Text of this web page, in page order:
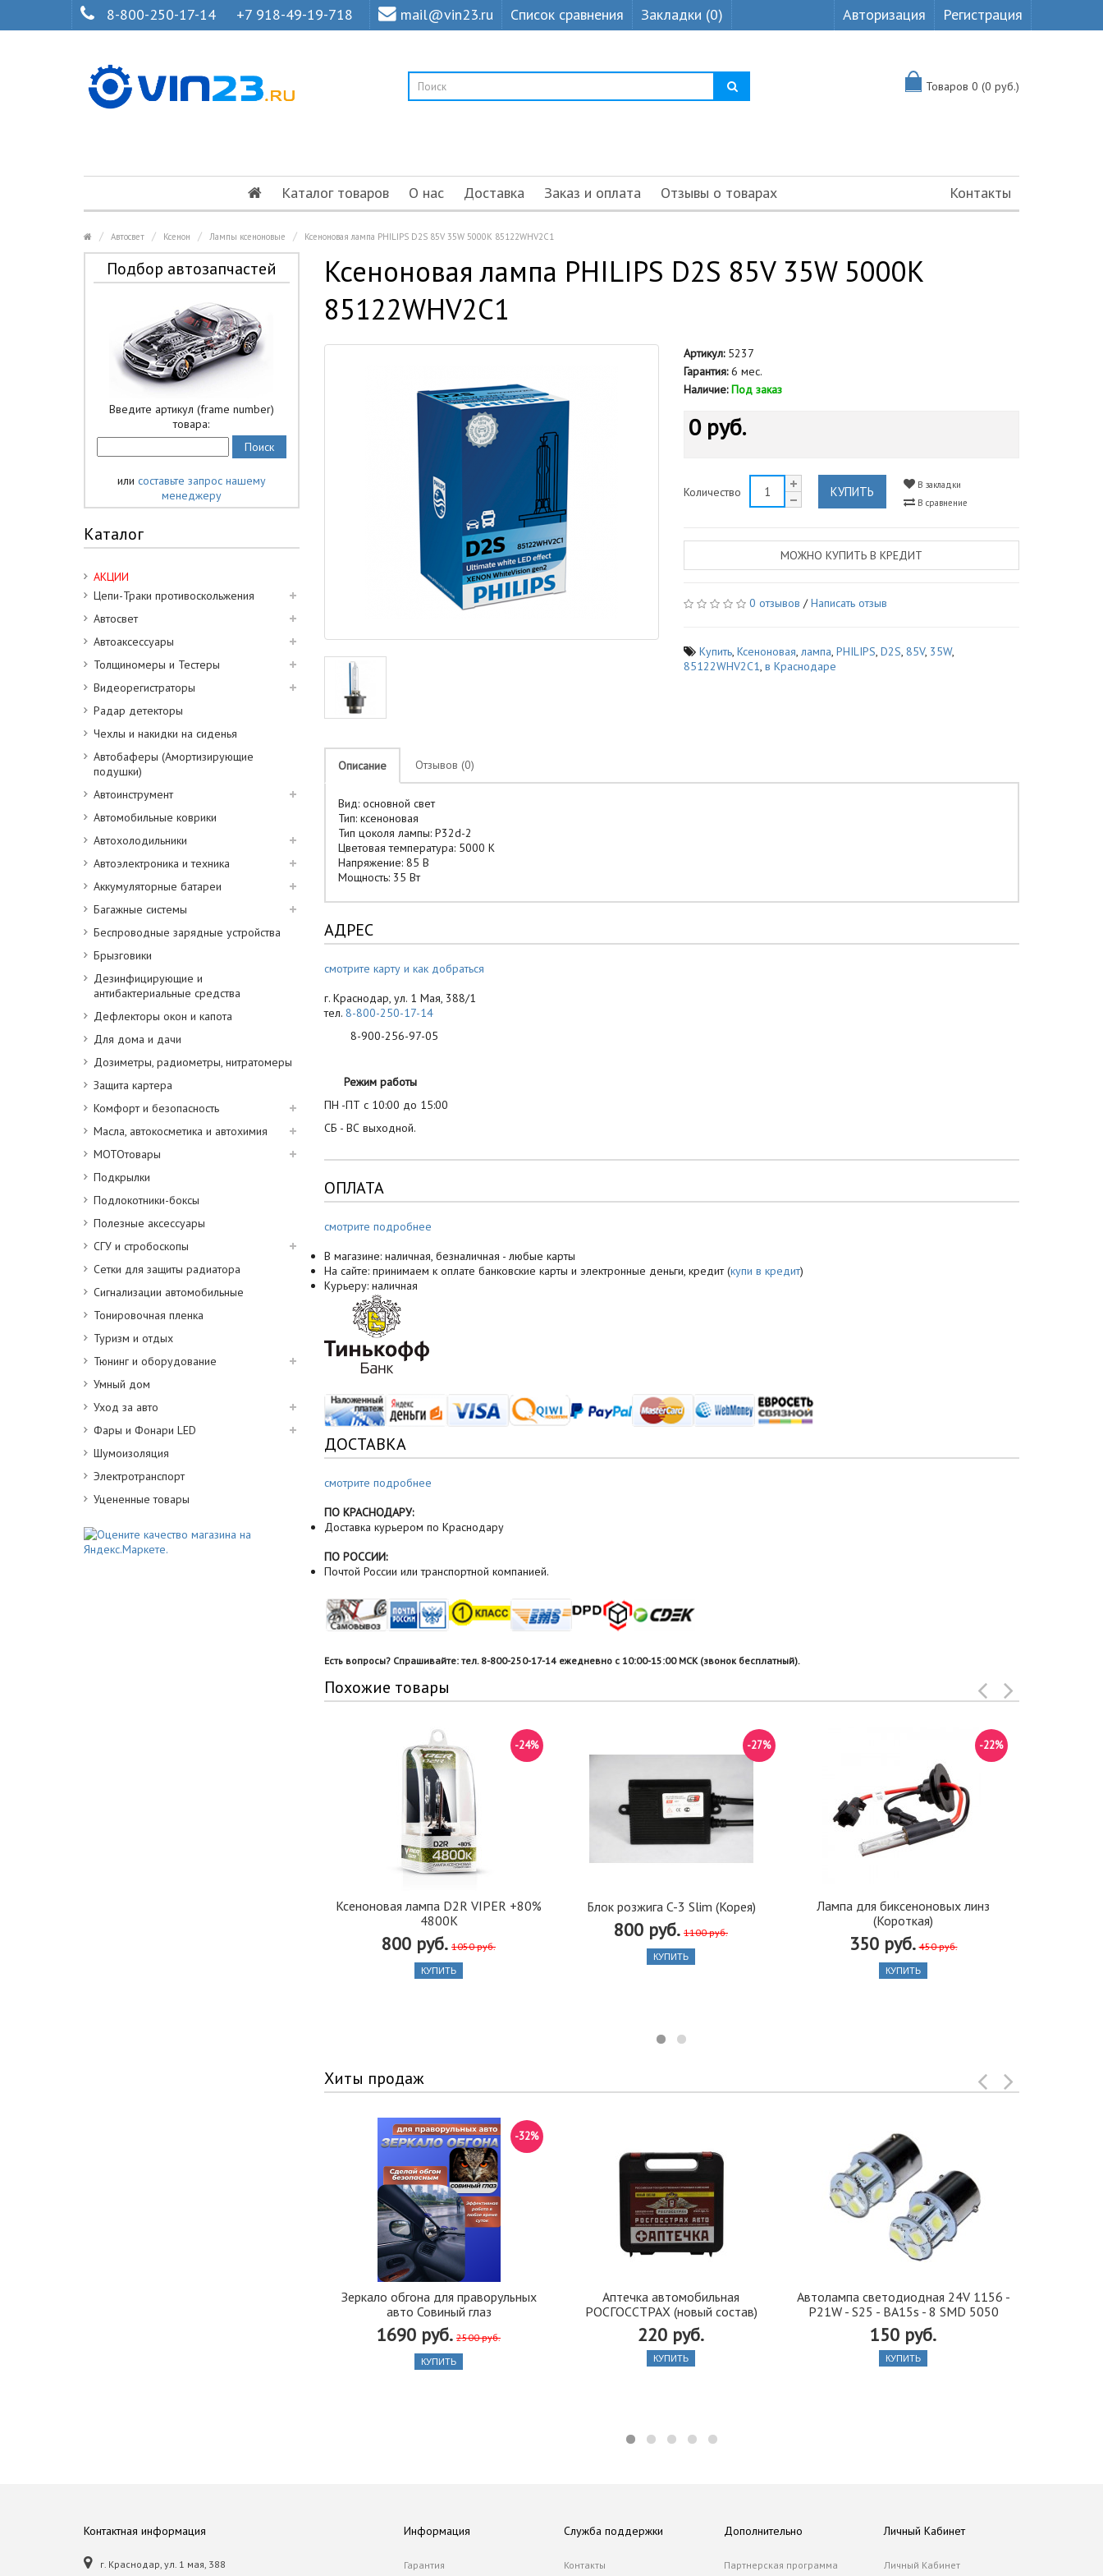
8-800-250-17-14 +7 918-49-19-718 mail@vin23.ru Список сравнения Закладки (0) Авторизация Регистрация
Товаров 0 (0 руб.)
Каталог товаров О нас Доставка Заказ и оплата Отзывы о товарах Контакты
Автосвет Ксенон Лампы ксеноновые Ксеноновая лампа PHILIPS D2S 85V 35W 5000K 85122WHV2C1
Подбор автозапчастей
Введите артикул (frame number)
товара:
или составьте запрос нашему
менеджеру
Каталог
АКЦИИ
Цепи-Траки противоскольжения
Автосвет
Автоаксессуары
Толщиномеры и Тестеры
Видеорегистраторы
Радар детекторы
Чехлы и накидки на сиденья
Автобаферы (Амортизирующие
подушки)
Автоинструмент
Автомобильные коврики
Автохолодильники
Автоэлектроника и техника
Аккумуляторные батареи
Багажные системы
Беспроводные зарядные устройства
Брызговики
Дезинфицирующие и
антибактериальные средства
Дефлекторы окон и капота
Для дома и дачи
Дозиметры, радиометры, нитратомеры
Защита картера
Комфорт и безопасность
Масла, автокосметика и автохимия
МОТОтовары
Подкрылки
Подлокотники-боксы
Полезные аксессуары
СГУ и стробоскопы
Сетки для защиты радиатора
Сигнализации автомобильные
Тонировочная пленка
Туризм и отдых
Тюнинг и оборудование
Умный дом
Уход за авто
Фары и Фонари LED
Шумоизоляция
Электротранспорт
Уцененные товары
Ксеноновая лампа PHILIPS D2S 85V 35W 5000K
85122WHV2C1
Артикул:5237
Гарантия:6 мес.
Наличие: Под заказ
0 руб.
Количество КУПИТЬ
В закладки
В сравнение
МОЖНО КУПИТЬ В КРЕДИТ
0 отзывов /Написать отзыв
Купить,Ксеноновая,лампа,PHILIPS,D2S,85V, 35W,
85122WHV2C1,в Краснодаре
Описание Отзывов (0)
Вид: основной свет
Тип: ксеноновая
Тип цоколя лампы: P32d-2
Цветовая температура: 5000 К
Напряжение: 85 В
Мощность: 35 Вт
АДРЕС
смотрите карту и как добраться
г. Краснодар, ул. 1 Мая, 388/1
тел. 8-800-250-17-14
8-900-256-97-05
Режим работы
ПН -ПТ с 10:00 до 15:00
СБ - ВС выходной.
ОПЛАТА
смотрите подробнее
В магазине: наличная, безналичная - любые карты
На сайте: принимаем к оплате банковские карты и электронные деньги, кредит (купи в кредит)
Курьеру: наличная
ДОСТАВКА
смотрите подробнее
ПО КРАСНОДАРУ:
Доставка курьером по Краснодару
ПО РОССИИ:
Почтой России или транспортной компанией.
Есть вопросы? Спрашивайте: тел. 8-800-250-17-14 ежедневно с 10:00-15:00 МСК (звонок бесплатный).
Похожие товары
Ксеноновая лампа D2R VIPER +80%
4800K
800 руб. 1050 руб.
-24%
КУПИТЬ
Блок розжига C-3 Slim (Корея)
800 руб. 1100 руб.
-27%
КУПИТЬ
Лампа для биксеноновых линз
(Короткая)
350 руб. 450 руб.
-22%
КУПИТЬ
Хиты продаж
Зеркало обгона для праворульных
авто Совиный глаз
1690 руб. 2500 руб.
-32%
КУПИТЬ
Аптечка автомобильная
РОСГОССТРАХ (новый состав)
220 руб.
КУПИТЬ
Автолампа cветодиодная 24V 1156 -
P21W - S25 - BA15s - 8 SMD 5050
150 руб.
КУПИТЬ
Контактная информация
г. Краснодар, ул. 1 мая, 388
Информация
Гарантия
Служба поддержки
Контакты
Дополнительно
Партнерская программа
Личный Кабинет
Личный Кабинет